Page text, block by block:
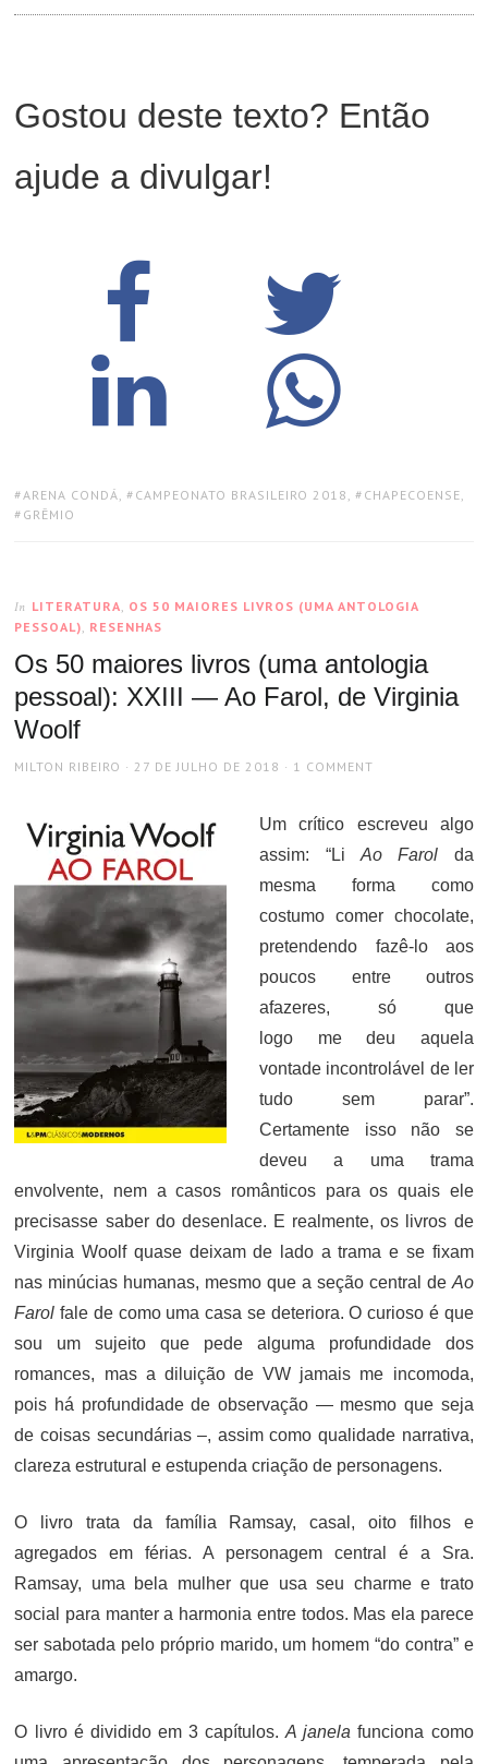
Gostou deste texto? Então
ajude a divulgar!
TAGS:
ARENA CONDÁ , CAMPEONATO BRASILEIRO 2018 , CHAPECOENSE
GRÊMIO
In LITERATURA OS 50 MAIORES LIVROS (UMA ANTOLOGIA
PESSOAL) RESENHAS
Os 50 maiores livros (uma antologia
pessoal): XXIII — Ao Farol, de Virginia
Woolf
AUTHOR
MILTON RIBEIRO
POSTED
27 DE JULHO DE 2018 1 COMMENT
Um crítico escreveu algo
assim: “Li Ao Farol da
mesma forma como
costumo comer chocolate,
pretendendo fazê-lo aos
poucos entre outros
afazeres, só que
logo me deu aquela
vontade incontrolável de ler
tudo sem parar”.
Certamente isso não se
deveu a uma trama
envolvente, nem a casos românticos para os quais ele
precisasse saber do desenlace. E realmente, os livros de
Virginia Woolf quase deixam de lado a trama e se fixam
nas minúcias humanas, mesmo que a seção central de Ao
Farol fale de como uma casa se deteriora. O curioso é que
sou um sujeito que pede alguma profundidade dos
romances, mas a diluição de VW jamais me incomoda,
pois há profundidade de observação — mesmo que seja
de coisas secundárias –, assim como qualidade narrativa,
clareza estrutural e estupenda criação de personagens.
O livro trata da família Ramsay, casal, oito filhos e
agregados em férias. A personagem central é a Sra.
Ramsay, uma bela mulher que usa seu charme e trato
social para manter a harmonia entre todos. Mas ela parece
ser sabotada pelo próprio marido, um homem “do contra” e
amargo.
O livro é dividido em 3 capítulos.A janela funciona como